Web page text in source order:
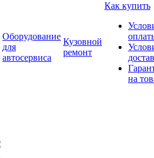
Оборудование
для
автосервиса
Кузовной
ремонт
Как купить
на